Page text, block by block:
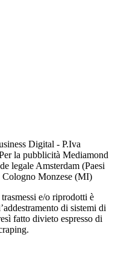
Digital - P.Iva
la pubblicità Mediamond
legale Amsterdam (Paesi
Monzese (MI)
e/o riprodotti è
di sistemi di
fatto divieto espresso di